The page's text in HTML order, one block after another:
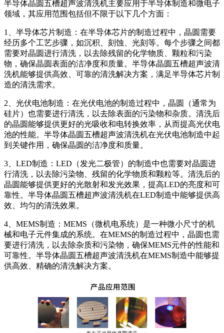
半导体晶圆五槽超声波清洗机主要应用于半导体制造和微电子
领域，其应用范围包括但不限于以下几个方面：
1、半导体芯片制造：在半导体芯片的制造过程中，晶圆需要
经历多个工艺步骤，如沉积、刻蚀、光刻等。每个步骤之间都
需要对晶圆进行清洗，以去除残留的化学物质、颗粒和污染
物，确保晶圆表面的洁净度和质量。半导体晶圆五槽超声波清
洗机能够提供高效、可靠的清洗解决方案，满足半导体芯片制
造的清洗需求。
2、光伏电池制造：在光伏电池的制造过程中，晶圆（通常为
硅片）也需要进行清洗，以去除表面的污染物和杂质。清洗后
的晶圆能够提供更好的光吸收和电转换效率，从而提高光伏电
池的性能。半导体晶圆五槽超声波清洗机在光伏电池制造中起
到关键作用，确保晶圆的洁净度和质量。
3、LED制造：LED（发光二极管）的制造中也需要对晶圆进
行清洗，以去除污染物、残留的化学物质和颗粒等。清洗后的
晶圆能够提供更好的光散射和发光效果，提高LED的亮度和可
靠性。半导体晶圆五槽超声波清洗机在LED制造中能够提供高
效、均匀的清洗效果。
4、MEMS制造：MEMS（微机电系统）是一种微小尺寸的机
械和电子元件集成的系统。在MEMS的制造过程中，晶圆也需
要进行清洗，以去除杂质和污染物，确保MEMS元件的性能和
可靠性。半导体晶圆五槽超声波清洗机在MEMS制造中能够提
供高效、精确的清洗解决方案。